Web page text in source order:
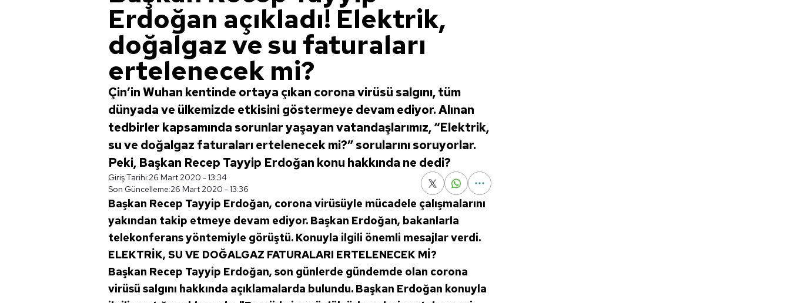
Erdoğan açıkladı! Elektrik,
doğalgaz ve su faturaları
ertelenecek mi?
Çin’in Wuhan kentinde ortaya çıkan corona virüsü salgını, tüm
dünyada ve ülkemizde etkisini göstermeye devam ediyor. Alınan
tedbirler kapsamında sorunlar yaşayan vatandaşlarımız, “Elektrik,
su ve doğalgaz faturaları ertelenecek mi?” sorularını soruyorlar.
Peki, Başkan Recep Tayyip Erdoğan konu hakkında ne dedi?
Giriş Tarihi:26 Mart 2020 - 13:34
Son Güncelleme:26 Mart 2020 - 13:36
Başkan Recep Tayyip Erdoğan, corona virüsüyle mücadele çalışmalarını
yakından takip etmeye devam ediyor. Başkan Erdoğan, bakanlarla
telekonferans yöntemiyle görüştü. Konuyla ilgili önemli mesajlar verdi.
ELEKTRİK, SU VE DOĞALGAZ FATURALARI ERTELENECEK Mİ?
Başkan Recep Tayyip Erdoğan, son günlerde gündemde olan corona
virüsü salgını hakkında açıklamalarda bulundu. Başkan Erdoğan konuyla